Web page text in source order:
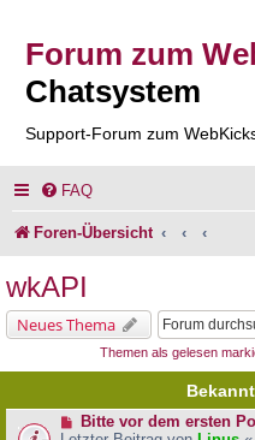
Forum zum
Chatsystem
Support-Forum zum
FAQ
Foren-Übersicht
wkAPI
Neues Thema
Themen als gelesen
Bitte vor dem ersten